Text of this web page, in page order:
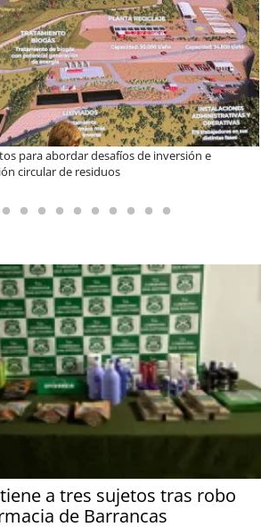
sido parte de programa Súper Sano de
año
a tres sujetos tras robo
de Barrancas